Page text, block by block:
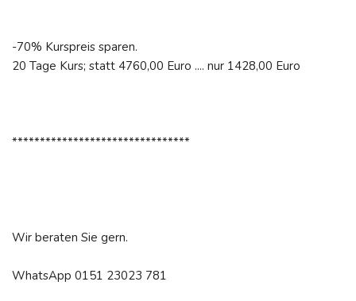
-70% Kurspreis sparen.
20 Tage Kurs; statt 4760,00 Euro .... nur 1428,00 Euro
********************************
Wir beraten Sie gern.
WhatsApp 0151 23023 781